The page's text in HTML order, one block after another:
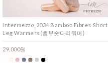
Intermezzo_2034 Bamboo Fibres Short
Leg Warmers(뱀부숏다리워머)
29,000원